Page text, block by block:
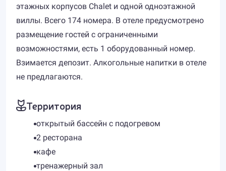
этажных корпусов Chalet и одной одноэтажной
виллы. Всего 174 номера. В отеле предусмотрено
размещение гостей с ограниченными
возможностями, есть 1 оборудованный номер.
Взимается депозит. Алкогольные напитки в отеле
не предлагаются.
Территория
открытый бассейн с подогревом
2 ресторана
кафе
тренажерный зал